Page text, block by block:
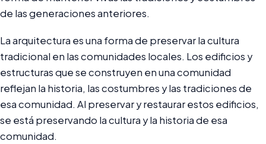
de las generaciones anteriores.
La arquitectura es una forma de preservar la cultura
tradicional en las comunidades locales. Los edificios y
estructuras que se construyen en una comunidad
reflejan la historia, las costumbres y las tradiciones de
esa comunidad. Al preservar y restaurar estos edificios,
se está preservando la cultura y la historia de esa
comunidad.